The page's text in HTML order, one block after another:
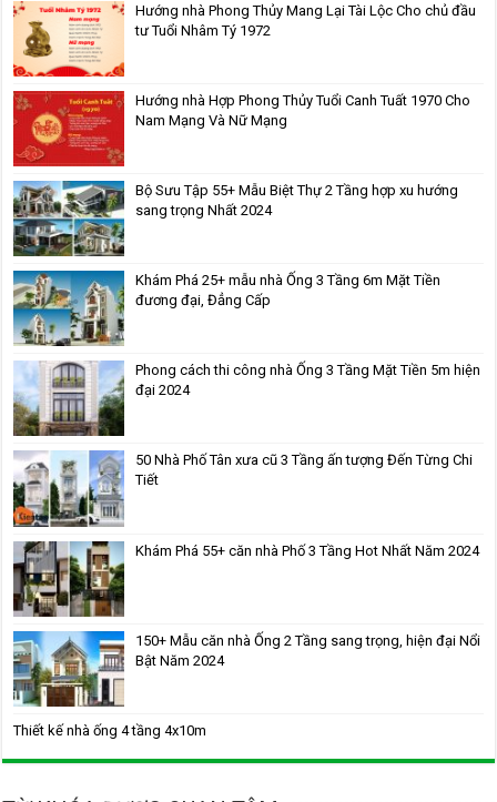
Hướng nhà Phong Thủy Mang Lại Tài Lộc Cho chủ đầu
tư Tuổi Nhâm Tý 1972
Hướng nhà Hợp Phong Thủy Tuổi Canh Tuất 1970 Cho
Nam Mạng Và Nữ Mạng
Bộ Sưu Tập 55+ Mẫu Biệt Thự 2 Tầng hợp xu hướng
sang trọng Nhất 2024
Khám Phá 25+ mẫu nhà Ống 3 Tầng 6m Mặt Tiền
đương đại, Đẳng Cấp
Phong cách thi công nhà Ống 3 Tầng Mặt Tiền 5m hiện
đại 2024
50 Nhà Phố Tân xưa cũ 3 Tầng ấn tượng Đến Từng Chi
Tiết
Khám Phá 55+ căn nhà Phố 3 Tầng Hot Nhất Năm 2024
150+ Mẫu căn nhà Ống 2 Tầng sang trọng, hiện đại Nổi
Bật Năm 2024
Thiết kế nhà ống 4 tầng 4x10m